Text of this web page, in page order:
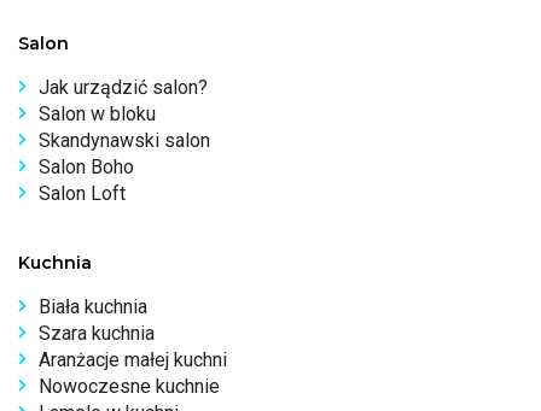
Salon
Jak urządzić salon?
Salon w bloku
Skandynawski salon
Salon Boho
Salon Loft
Kuchnia
Biała kuchnia
Szara kuchnia
Aranżacje małej kuchni
Nowoczesne kuchnie